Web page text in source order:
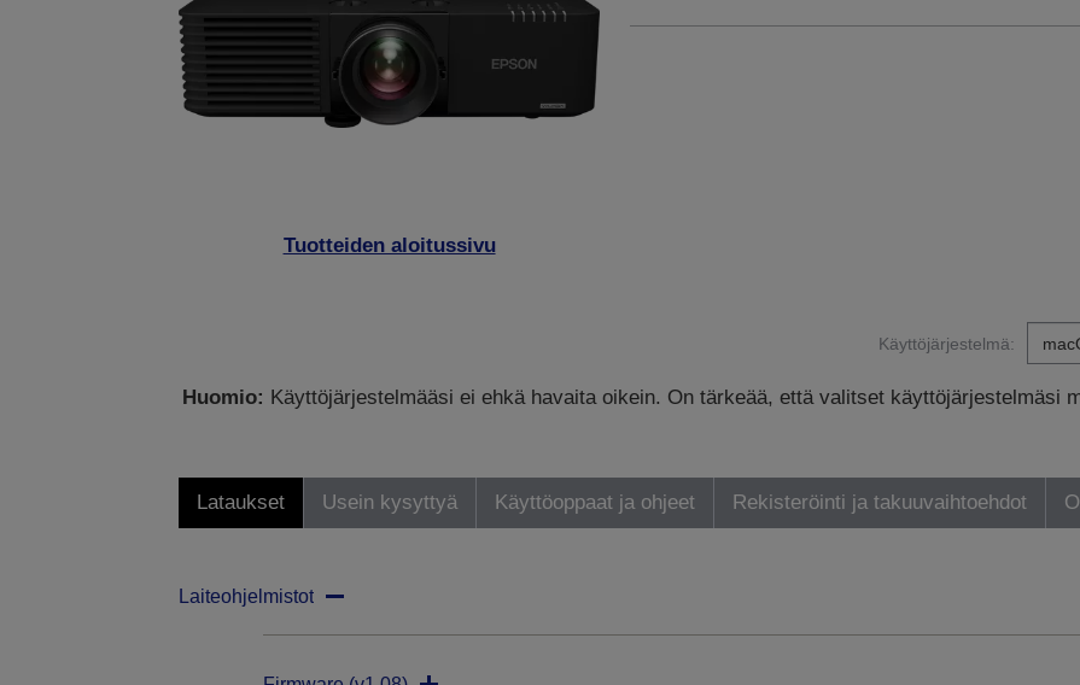
Tuotteiden aloitussivu
Käyttöjärjestelmä:
Huomio: Käyttöjärjestelmääsi ei ehkä havaita oikein. On tärkeää, että valitset käyttöjärjestelmäsi
Lataukset Usein kysyttyä Käyttöoppaat ja ohjeet Rekisteröinti ja takuuvaihtoehdot
Laiteohjelmistot